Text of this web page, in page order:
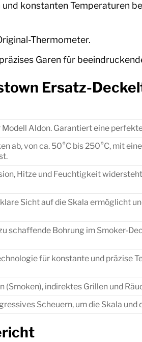
konstanten Temperaturen
Thermometer.
Garen für
Ersatz-
Aldon. Garantiert eine
ab, von ca. 50°C bis 250°C, mit
Hitze und Feuchtigkeit
Sicht auf die Skala ermöglicht
schaffende Bohrung im Smoker-
für konstante und präzise
(Smoken), indirektes Grillen und
Scheuern, um die Skala und